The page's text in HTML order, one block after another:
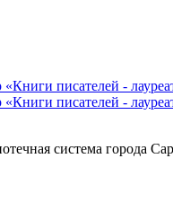
система города